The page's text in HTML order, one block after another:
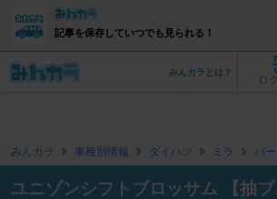
記事を保存していつでも見られる！
ロ
みんカラとは？
みんカラ 車種別情報 ダイハツ ミラ パ
ユニゾンシフトブロッサム 【抽